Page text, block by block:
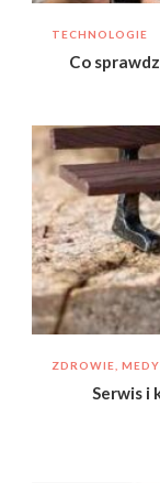
TECHNOLOGIE
Co
ZDROWIE,
Serwis i